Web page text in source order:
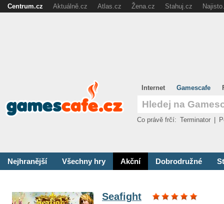
Nejhranější Všechny hry Akční Dobrodružné
Seafight
Internet Gamescafe
Co právě frčí: Terminator
Centrum.cz Aktuálně.cz Atlas.cz Žena.cz Stahuj.cz